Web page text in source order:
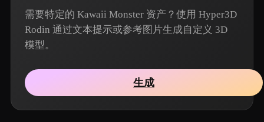
需要特定的 Kawaii Monster 资产？使用 Hyper3D
Rodin 通过文本提示或参考图片生成自定义 3D
模型。
生成